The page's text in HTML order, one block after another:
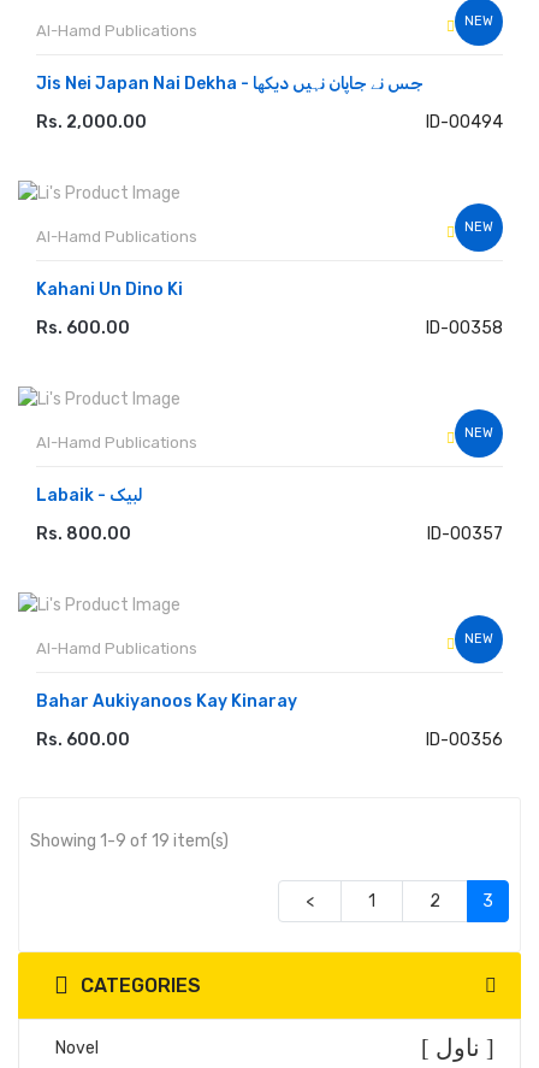
NEW
Al-Hamd Publications
Jis Nei Japan Nai Dekha - جس نے جاپان نہیں دیکھا
Rs. 2,000.00
ID-00494
ADD TO CART
NEW
Al-Hamd Publications
Kahani Un Dino Ki
Rs. 600.00
ID-00358
ADD TO CART
NEW
Al-Hamd Publications
Labaik - لبیک
Rs. 800.00
ID-00357
ADD TO CART
NEW
Al-Hamd Publications
Bahar Aukiyanoos Kay Kinaray
Rs. 600.00
ID-00356
ADD TO CART
Showing 1-9 of 19 item(s)
< 1 2 3
CATEGORIES
Novel [ ناول ]